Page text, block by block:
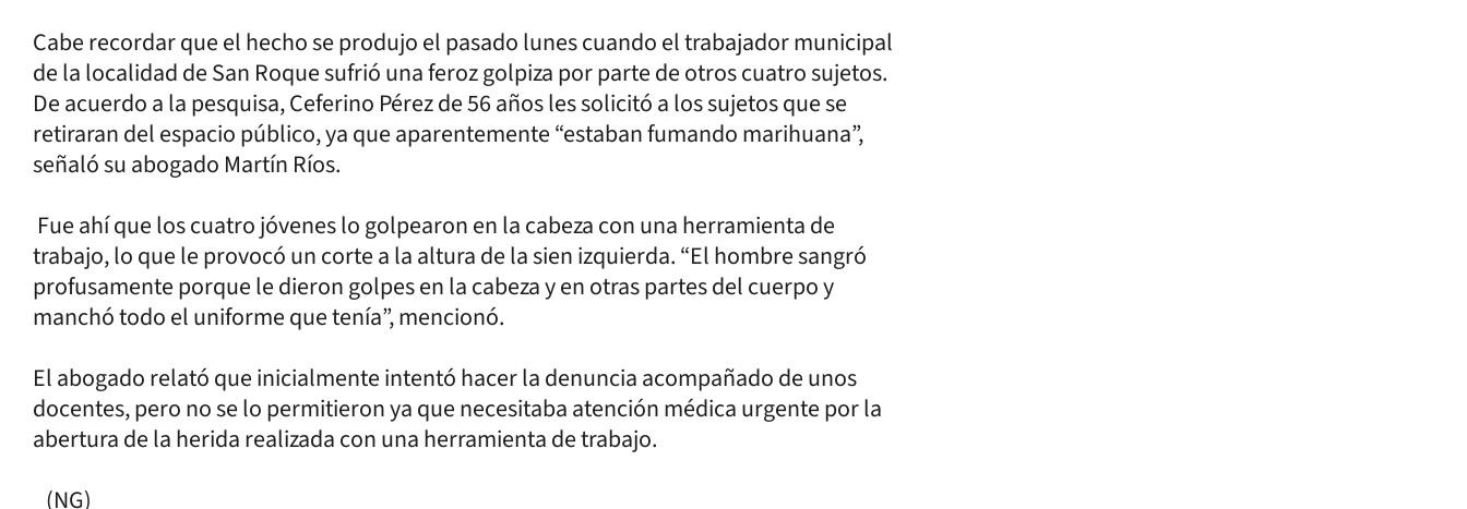
Cabe recordar que el hecho se produjo el pasado lunes cuando el trabajador municipal
de la localidad de San Roque sufrió una feroz golpiza por parte de otros cuatro sujetos.
De acuerdo a la pesquisa, Ceferino Pérez de 56 años les solicitó a los sujetos que se
retiraran del espacio público, ya que aparentemente “estaban fumando marihuana”,
señaló su abogado Martín Ríos.
Fue ahí que los cuatro jóvenes lo golpearon en la cabeza con una herramienta de
trabajo, lo que le provocó un corte a la altura de la sien izquierda. “El hombre sangró
profusamente porque le dieron golpes en la cabeza y en otras partes del cuerpo y
manchó todo el uniforme que tenía”, mencionó.
El abogado relató que inicialmente intentó hacer la denuncia acompañado de unos
docentes, pero no se lo permitieron ya que necesitaba atención médica urgente por la
abertura de la herida realizada con una herramienta de trabajo.
(NG)